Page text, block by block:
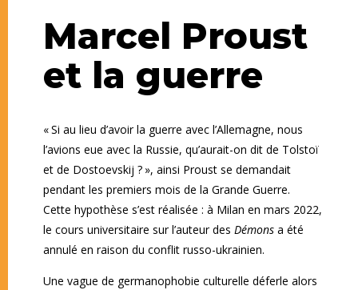
Marcel Proust
et la guerre
« Si au lieu d’avoir la guerre avec l’Allemagne, nous
l’avions eue avec la Russie, qu’aurait-on dit de Tolstoï
et de Dostoevskij ? », ainsi Proust se demandait
pendant les premiers mois de la Grande Guerre.
Cette hypothèse s’est réalisée : à Milan en mars 2022,
le cours universitaire sur l’auteur des Démonsa été
annulé en raison du conflit russo-ukrainien.
Une vague de germanophobie culturelle déferle alors